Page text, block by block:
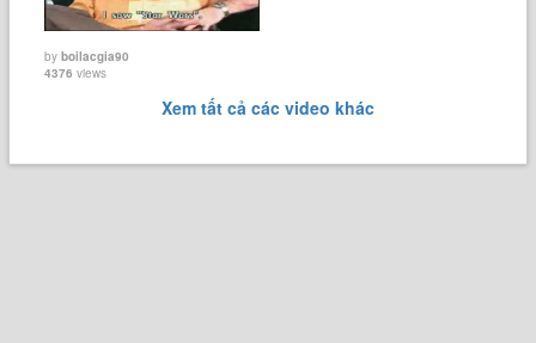
byboilacgia90
4376 views
Xem tất cả các video khác